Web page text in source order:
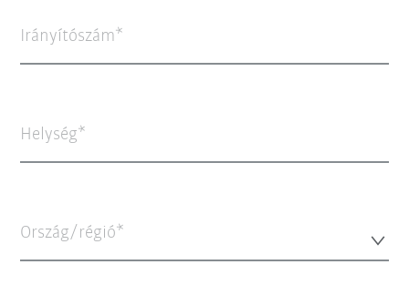
Irányítószám
Helység
Ország/régió*